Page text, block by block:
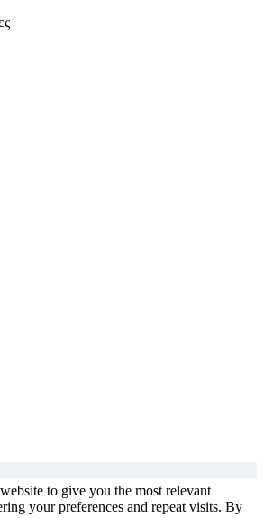
to give you the most relevant
your preferences and repeat visits. By